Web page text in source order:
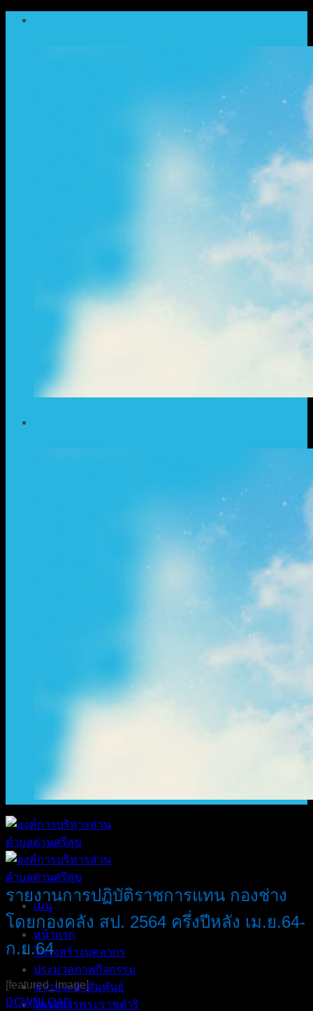
ข้าม
เมนู
หน้าแรก
โครงสร้างบุคลากร
ประมวลภาพกิจกรรม
ข่าวประชาสัมพันธ์
โครงการพระราชดำริ
รายงานการปฏิบัติราชการแทน กองช่าง
โดยกองคลัง สป. 2564 ครึ่งปีหลัง เม.ย.64-
ก.ย.64
[featured_image]
DOWNLOAD